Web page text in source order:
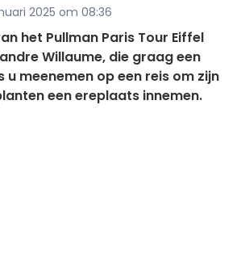
2025 om 08:36
het Pullman Paris Tour Eiffel
Willaume, die graag een
meenemen op een reis om zijn
een ereplaats innemen.